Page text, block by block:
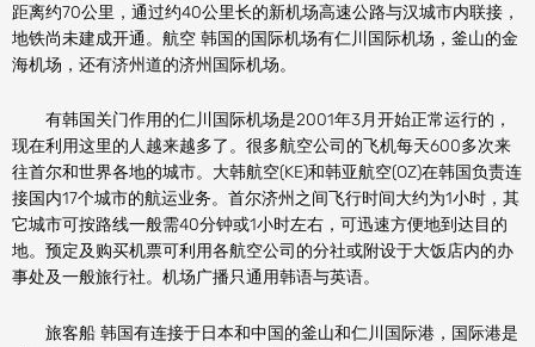
距离约70公里，通过约40公里长的新机场高速公路与汉城市内联接，
地铁尚未建成开通。航空 韩国的国际机场有仁川国际机场，釜山的金
海机场，还有济州道的济州国际机场。
有韩国关门作用的仁川国际机场是2001年3月开始正常运行的，
现在利用这里的人越来越多了。很多航空公司的飞机每天600多次来
往首尔和世界各地的城市。大韩航空(KE)和韩亚航空(OZ)在韩国负责连
接国内17个城市的航运业务。首尔济州之间飞行时间大约为1小时，其
它城市可按路线一般需40分钟或1小时左右，可迅速方便地到达目的
地。预定及购买机票可利用各航空公司的分社或附设于大饭店内的办
事处及一般旅行社。机场广播只通用韩语与英语。
旅客船 韩国有连接于日本和中国的釜山和仁川国际港，国际港是